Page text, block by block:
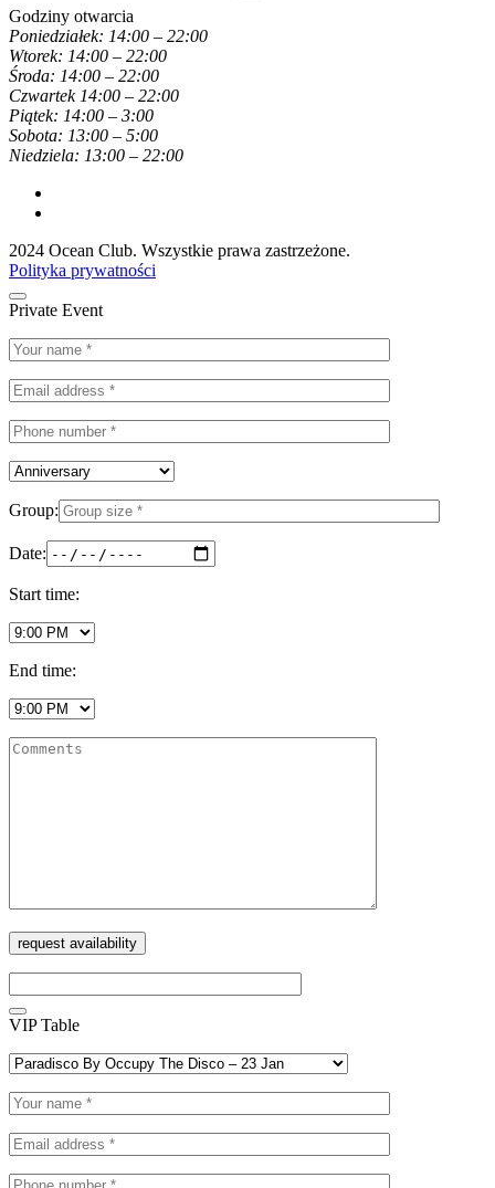
Godziny otwarcia
Poniedziałek: 14:00 – 22:00
Wtorek: 14:00 – 22:00
Środa: 14:00 – 22:00
Czwartek 14:00 – 22:00
Piątek: 14:00 – 3:00
Sobota: 13:00 – 5:00
Niedziela: 13:00 – 22:00
2024 Ocean Club. Wszystkie prawa zastrzeżone.
Polityka prywatności
Private Event
Group:
Date:
Start time:
End time:
VIP Table